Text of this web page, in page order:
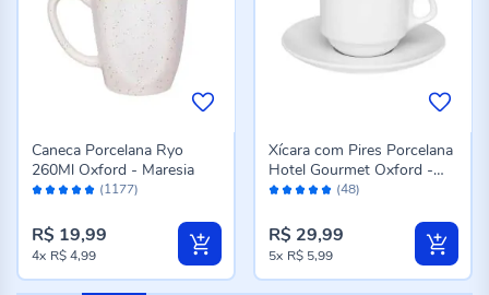
Avaliação: (1177)
Caneca Porcelana Ryo
260Ml Oxford - Maresia
R$ 19,99
4x R$ 4,99
Avaliação: (48)
Xícara com Pires Porcelana
Hotel Gourmet Oxford -
200 ml
R$ 29,99
5x R$ 5,99